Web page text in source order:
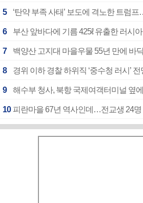
5
6 부산 앞바다에 기름 425ℓ 유출한 러시
7 백양산 고지대 마을우물 55년 만에 바
8 경위 이하 경찰 하위직 ‘중수청 러시’
9 해수부 청사, 북항 국제여객터미널 옆
10 피란마을 67년 역사인데…전교생 24명